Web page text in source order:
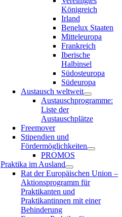
Königreich
Irland
Benelux Staaten
Mitteleuropa
Frankreich
Iberische
Halbinsel
Südosteuropa
Südeuropa
Austausch weltweit
Austauschprogramme:
Liste der
Austauschplätze
Freemover
Stipendien und
Fördermöglichkeiten
PROMOS
Praktika im Ausland
Rat der Europäischen Union –
Aktionsprogramm für
Praktikanten und
Praktikantinnen mit einer
Behinderung